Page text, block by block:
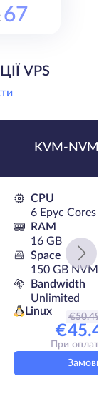
67
VPS
KVM-
CPU
6 Epyc Cores
RAM
16 GB
Space
150 GB NVMe
Bandwidth
Unlimited
Linux
€50.49
€
При оплаті